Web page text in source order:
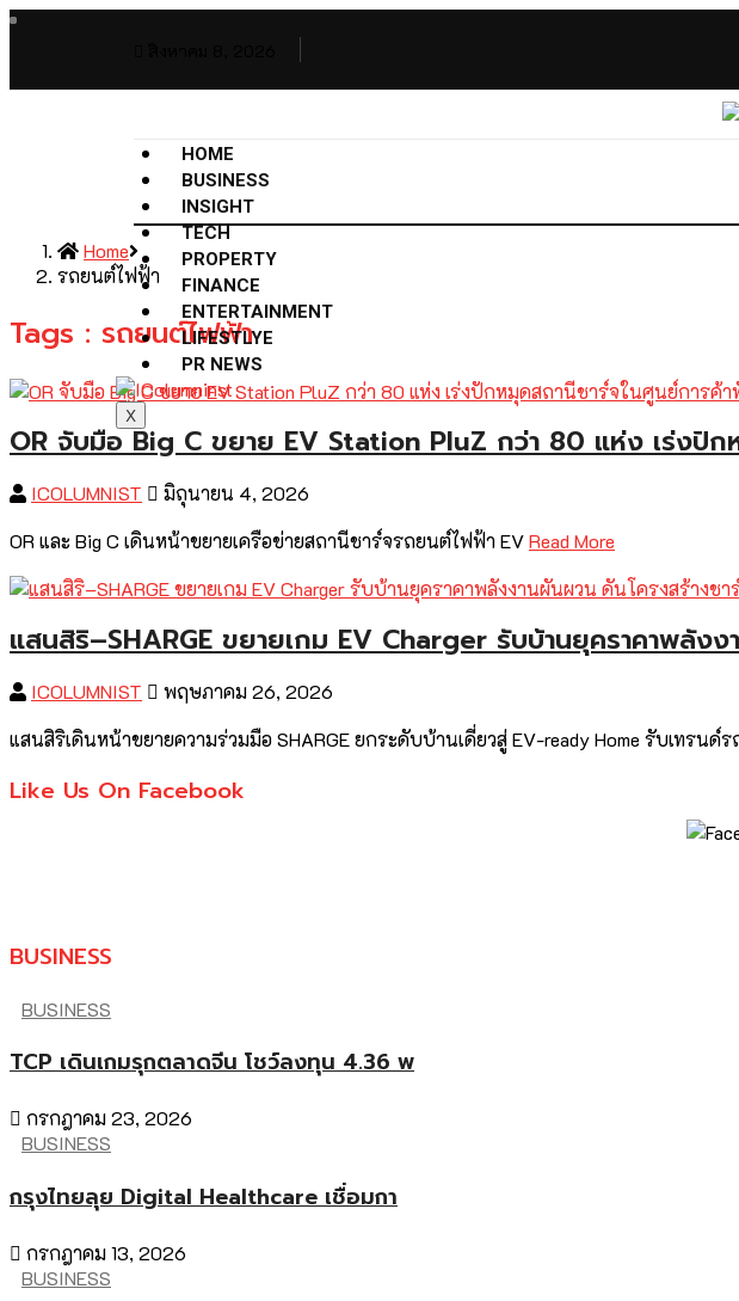
HOME
BUSINESS
INSIGHT
TECH
PROPERTY
FINANCE
ENTERTAINMENT
LIFESTLYE
PR NEWS
X
Home
รถยนต์ไฟฟ้า
Tags : รถยนต์ไฟฟ้า
OR จับมือ Big C ขยาย EV Station PluZ กว่า 80 แห่ง เร่งปัก
ICOLUMNIST
มิถุนายน 4, 2026
OR และ Big C เดินหน้าขยายเครือข่ายสถานีชาร์จรถยนต์ไฟฟ้า EVRead More
แสนสิริ–SHARGE ขยายเกม EV Charger รับบ้านยุคราคาพลัง
ICOLUMNIST
พฤษภาคม 26, 2026
แสนสิริเดินหน้าขยายความร่วมมือ SHARGE ยกระดับบ้านเดี่ยวสู่ EV-ready Home รับเทรน
Like Us On Facebook
BUSINESS
BUSINESS
TCP เดินเกมรุกตลาดจีน โชว์ลงทุน 4.36 พ
กรกฎาคม 23, 2026
BUSINESS
กรุงไทยลุย Digital Healthcare เชื่อมกา
กรกฎาคม 13, 2026
BUSINESS